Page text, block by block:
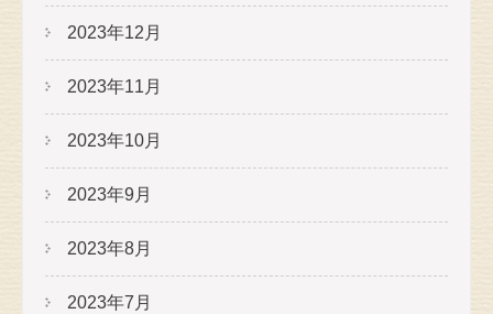
2023年12月
2023年11月
2023年10月
2023年9月
2023年8月
2023年7月